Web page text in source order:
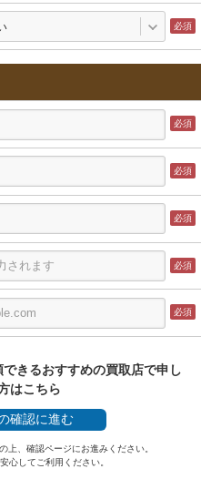
きるおすすめの買取店で申し
はこちら
確認に進む
上、確認ページにお進みください。
心してご利用ください。